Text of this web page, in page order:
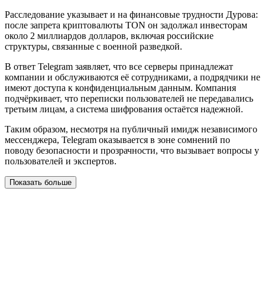
Расследование указывает и на финансовые трудности Дурова:
после запрета криптовалюты TON он задолжал инвесторам
около 2 миллиардов долларов, включая российские
структуры, связанные с военной разведкой.
В ответ Telegram заявляет, что все серверы принадлежат
компании и обслуживаются её сотрудниками, а подрядчики не
имеют доступа к конфиденциальным данным. Компания
подчёркивает, что переписки пользователей не передавались
третьим лицам, а система шифрования остаётся надежной.
Таким образом, несмотря на публичный имидж независимого
мессенджера, Telegram оказывается в зоне сомнений по
поводу безопасности и прозрачности, что вызывает вопросы у
пользователей и экспертов.
Показать больше